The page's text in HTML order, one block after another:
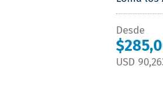
Desde
USD